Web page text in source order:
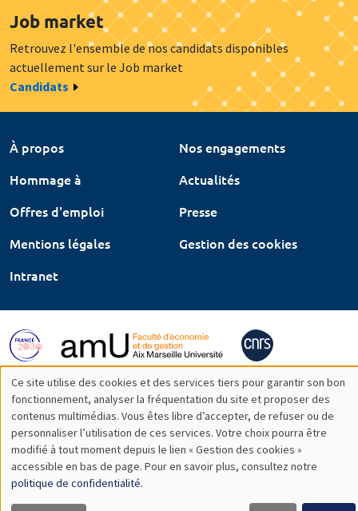
Job market
Retrouvez l'ensemble de nos candidats disponibles
actuellement sur le Job market
Candidats
À propos
Nos engagements
Hommage à
Actualités
Offres d'emploi
Presse
Mentions légales
Gestion des cookies
Intranet
Utilisation
des
données
personnelles
Ce site utilise des cookies et des services tiers pour garantir son bon
fonctionnement, analyser la fréquentation du site et proposer des
contenus multimédias. Vous êtes libre d’accepter, de refuser ou de
personnaliser l’utilisation de ces services. Votre choix pourra être
modifié à tout moment depuis le lien « Gestion des cookies »
accessible en bas de page. Pour en savoir plus, consultez notre
politique de confidentialité.